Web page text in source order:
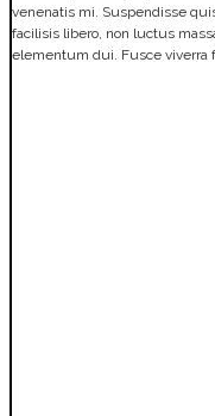
venenatis mi. Suspendisse
facilisis libero, non luctus
elementum dui. Fusce viverra